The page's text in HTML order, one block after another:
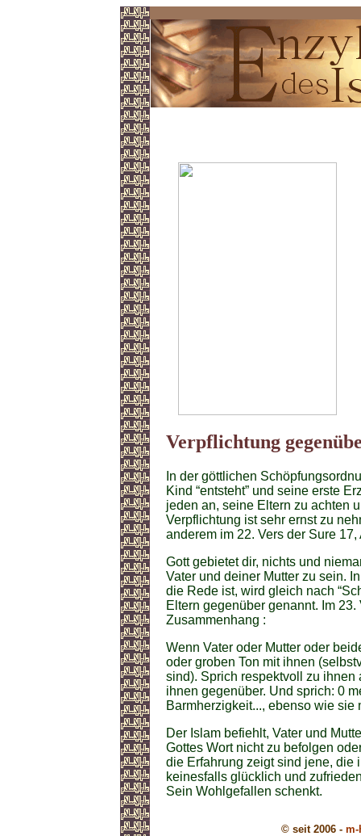
Verpflichtung
In der göttlichen
Kind “entsteht” und seine erste
jeden an, seine Eltern zu achten
Verpflichtung ist sehr ernst zu
anderem im 22. Vers der Sure 17,
Gott gebietet dir, nichts und
Vater und deiner Mutter zu sein.
die Rede ist, wird gleich nach
Eltern gegenüber genannt. Im
Zusammenhang :
Wenn Vater oder Mutter oder
oder groben Ton mit ihnen
sind). Sprich respektvoll zu
ihnen gegenüber. Und sprich: 0
Barmherzigkeit..., ebenso wie sie
Der Islam befiehlt, Vater und
Gottes Wort nicht zu befolgen
die Erfahrung zeigt sind jene, die
keinesfalls glücklich und
Sein Wohlgefallen schenkt.
© seit 2006 - m-